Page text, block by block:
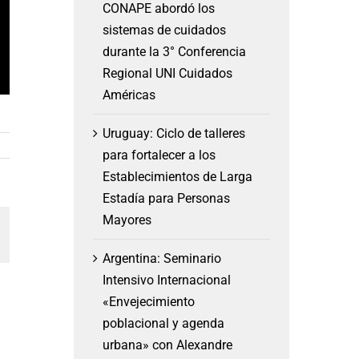
CONAPE abordó los
sistemas de cuidados
durante la 3° Conferencia
Regional UNI Cuidados
Américas
Uruguay: Ciclo de talleres
para fortalecer a los
Establecimientos de Larga
Estadía para Personas
Mayores
Argentina: Seminario
Intensivo Internacional
«Envejecimiento
poblacional y agenda
urbana» con Alexandre